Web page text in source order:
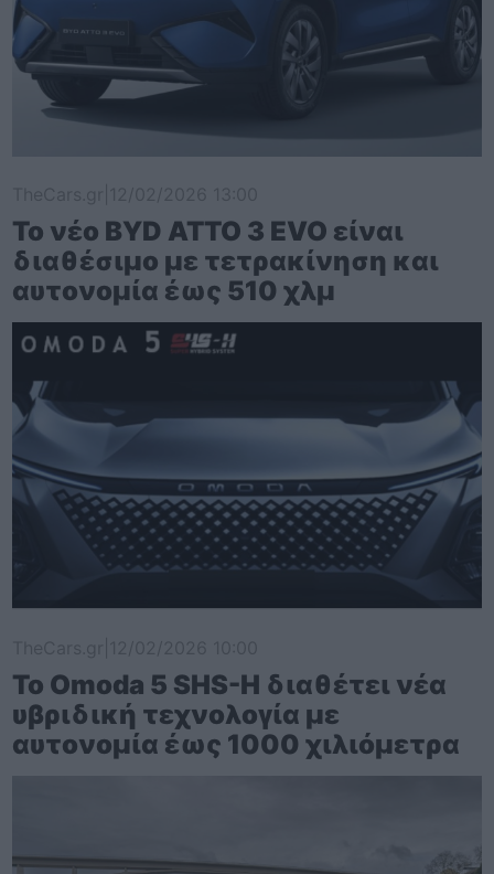
Το νέο BYD ATTO 3 EVO είναι
διαθέσιμο με τετρακίνηση και
αυτονομία έως 510 χλμ
Το Omoda 5 SHS-H διαθέτει νέα
υβριδική τεχνολογία με
αυτονομία έως 1000 χιλιόμετρα